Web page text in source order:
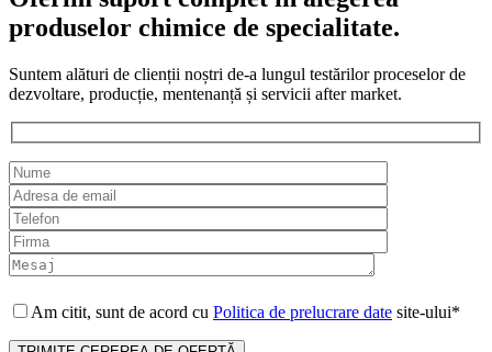
produselor chimice de specialitate.
Suntem alături de clienții noștri de-a lungul testărilor proceselor de
dezvoltare, producție, mentenanță și servicii after market.
Am citit, sunt de acord cu Politica de prelucrare date site-ului*